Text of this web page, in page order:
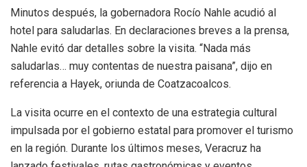
Minutos después, la gobernadora Rocío Nahle acudió al
hotel para saludarlas. En declaraciones breves a la prensa,
Nahle evitó dar detalles sobre la visita. “Nada más
saludarlas… muy contentas de nuestra paisana”, dijo en
referencia a Hayek, oriunda de Coatzacoalcos.
La visita ocurre en el contexto de una estrategia cultural
impulsada por el gobierno estatal para promover el turismo
en la región. Durante los últimos meses, Veracruz ha